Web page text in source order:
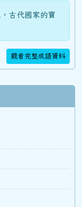
乙班
班
古代國家的寶
觀看完整成語資料